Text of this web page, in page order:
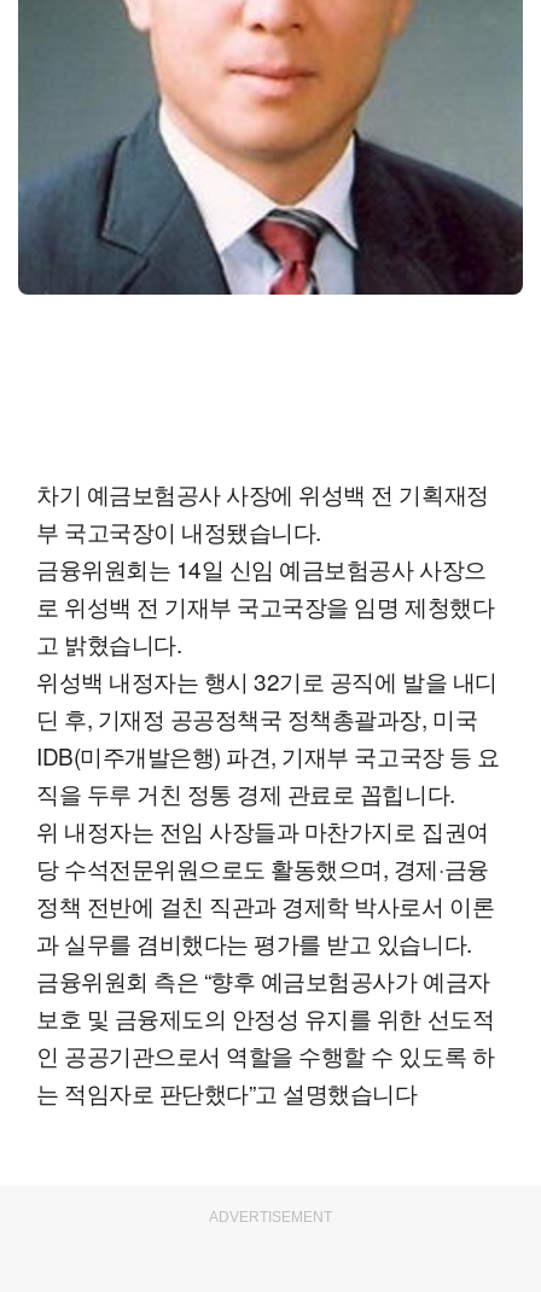
차기 예금보험공사 사장에 위성백 전 기획재정
부 국고국장이 내정됐습니다.
금융위원회는 14일 신임 예금보험공사 사장으
로 위성백 전 기재부 국고국장을 임명 제청했다
고 밝혔습니다.
위성백 내정자는 행시 32기로 공직에 발을 내디
딘 후, 기재정 공공정책국 정책총괄과장, 미국
IDB(미주개발은행) 파견, 기재부 국고국장 등 요
직을 두루 거친 정통 경제 관료로 꼽힙니다.
위 내정자는 전임 사장들과 마찬가지로 집권여
당 수석전문위원으로도 활동했으며, 경제·금융
정책 전반에 걸친 직관과 경제학 박사로서 이론
과 실무를 겸비했다는 평가를 받고 있습니다.
금융위원회 측은 “향후 예금보험공사가 예금자
보호 및 금융제도의 안정성 유지를 위한 선도적
인 공공기관으로서 역할을 수행할 수 있도록 하
는 적임자로 판단했다”고 설명했습니다
ADVERTISEMENT